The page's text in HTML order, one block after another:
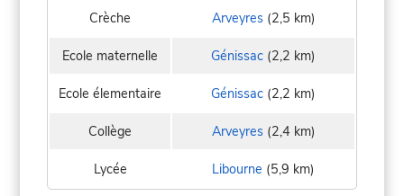
Crèche Arveyres(2,5 km)
Ecole maternelle Génissac (2,2 km)
Ecole élementaire Génissac (2,2 km)
Collège Arveyres(2,4 km)
Lycée Libourne (5,9 km)